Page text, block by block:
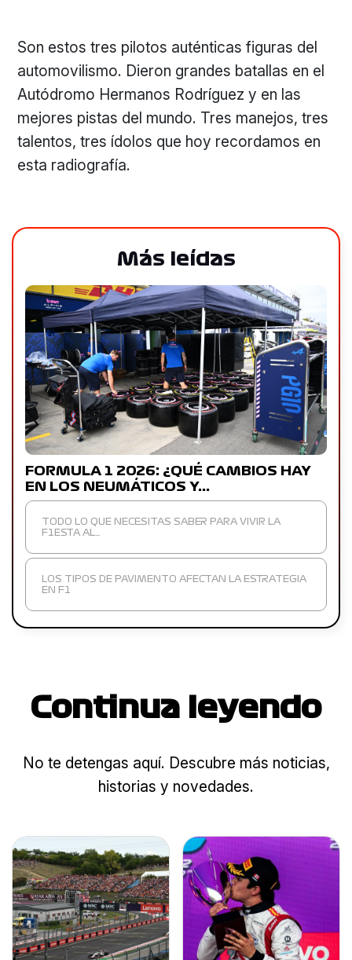
Son estos tres pilotos auténticas figuras del
automovilismo. Dieron grandes batallas en el
Autódromo Hermanos Rodríguez y en las
mejores pistas del mundo. Tres manejos, tres
talentos, tres ídolos que hoy recordamos en
esta radiografía.
Más leídas
FORMULA 1 2026: ¿QUÉ CAMBIOS HAY
EN LOS NEUMÁTICOS Y…
TODO LO QUE NECESITAS SABER PARA VIVIR LA
F1ESTA AL…
LOS TIPOS DE PAVIMENTO AFECTAN LA ESTRATEGIA
EN F1
Continua leyendo
No te detengas aquí. Descubre más noticias,
historias y novedades.